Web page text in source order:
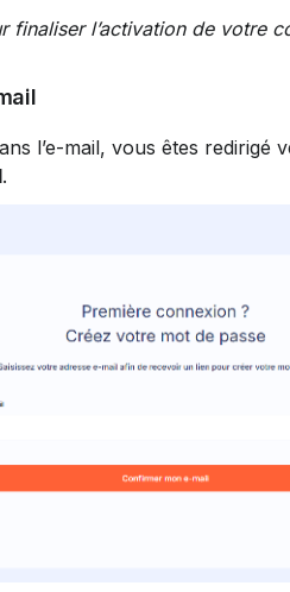
finaliser l’activation de votre
l’e-mail, vous êtes redirigé
.